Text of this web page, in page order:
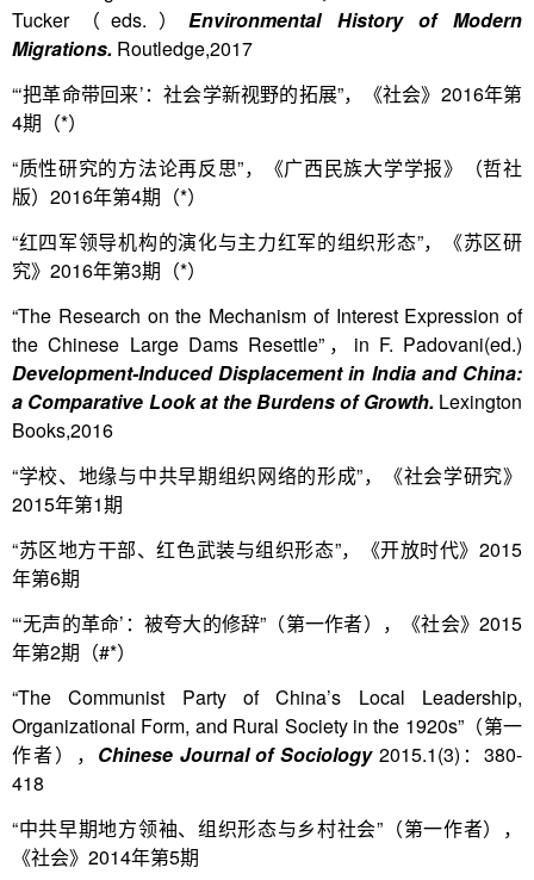
Tucker（eds.）Environmental History of Modern
Migrations. Routledge,2017
“‘把革命带回来’：社会学新视野的拓展”，《社会》2016年第
4期（*）
“质性研究的方法论再反思”，《广西民族大学学报》（哲社
版）2016年第4期（*）
“红四军领导机构的演化与主力红军的组织形态”，《苏区研
究》2016年第3期（*）
“The Research on the Mechanism of Interest Expression of
the Chinese Large Dams Resettle”，in F. Padovani(ed.)
Development-Induced Displacement in India and China:
a Comparative Look at the Burdens of Growth.Lexington
Books,2016
“学校、地缘与中共早期组织网络的形成”，《社会学研究》
2015年第1期
“苏区地方干部、红色武装与组织形态”，《开放时代》2015
年第6期
“‘无声的革命’：被夸大的修辞”（第一作者），《社会》2015
年第2期（#*）
“The Communist Party of China’s Local Leadership,
Organizational Form, and Rural Society in the 1920s”（第一
作者）， Chinese Journal of Sociology2015.1(3)：380-
418
“中共早期地方领袖、组织形态与乡村社会”（第一作者），
《社会》2014年第5期